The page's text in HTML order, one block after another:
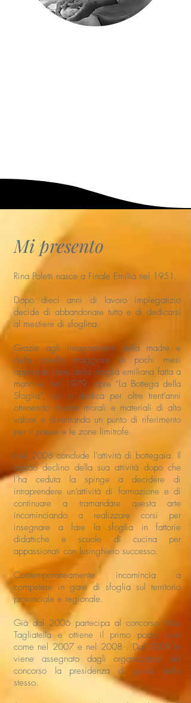
Mi presento
Rina Poletti nasce a Finale Emilia nel 1951.
Dopo dieci anni di lavoro impiegatizio
decide di abbandonare tutto e di dedicarsi
al mestiere di sfoglina.
Grazie agli insegnamenti della madre e
della sorella maggiore in pochi mesi
apprende l’arte della sfoglia emiliana fatta a
mano e, nel 1979, apre “La Bottega della
Sfoglia”, cui si dedica per oltre trent’anni
ottenendo risultati morali e materiali di alto
valore e diventando un punto di riferimento
per il paese e le zone limitrofe.
Nel 2008 conclude l’attività di bottegaia. Il
rapido declino della sua attività dopo che
l’ha ceduta la spinge a decidere di
intraprendere un’attività di formazione e di
continuare a tramandare questa arte
incominciando a realizzare corsi per
insegnare a fare la sfoglia in fattorie
didattiche e scuole di cucina per
appassionati con lusinghiero successo.
Contemporaneamente incomincia a
competere in gare di sfoglia sul territorio
provinciale e regionale.
Già dal 2006 partecipa al concorso Miss
Tagliatella e ottiene il primo posto, così
come nel 2007 e nel 2008 . Dal 2009 le
viene assegnato dagli organizzatori del
concorso la presidenza di giuria dello
stesso.